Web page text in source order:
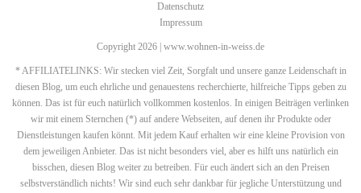
Datenschutz
Impressum
Copyright 2026 | www.wohnen-in-weiss.de
* AFFILIATELINKS: Wir stecken viel Zeit, Sorgfalt und unsere ganze Leidenschaft in
diesen Blog, um euch ehrliche und genauestens recherchierte, hilfreiche Tipps geben zu
können. Das ist für euch natürlich vollkommen kostenlos. In einigen Beiträgen verlinken
wir mit einem Sternchen (*) auf andere Webseiten, auf denen ihr Produkte oder
Dienstleistungen kaufen könnt. Mit jedem Kauf erhalten wir eine kleine Provision von
dem jeweiligen Anbieter. Das ist nicht besonders viel, aber es hilft uns natürlich ein
bisschen, diesen Blog weiter zu betreiben. Für euch ändert sich an den Preisen
selbstverständlich nichts! Wir sind euch sehr dankbar für jegliche Unterstützung und